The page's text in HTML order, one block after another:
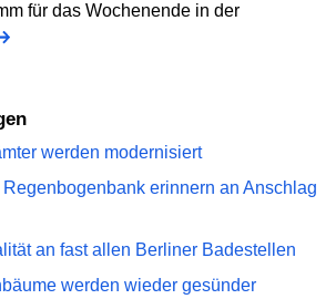
für das Wochenende in der
werden modernisiert
erinnern an Anschlag
an fast allen Berliner Badestellen
werden wieder gesünder